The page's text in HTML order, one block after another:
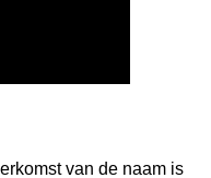
van de naam is